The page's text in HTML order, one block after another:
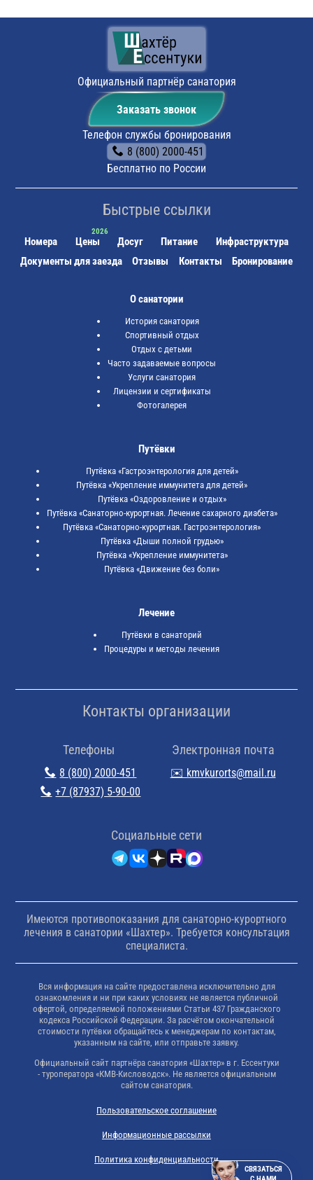
не заблудиться, можно воспользоваться
навигатором. По прибытии будет возможность
оставить автомобиль на парковке санатория.
до ж/д вокзала г. Ессентуки, далее или
пешком (около 15 минут) до санатория, или на
маршрутном такси №16 до остановки "Санаторий
Шахтёр".Официальный партнёр санатория
Заказать звонок
Телефон службы бронирования
8 (800) 2000-451
Бесплатно по России
Быстрые ссылки
Номера Цены Досуг Питание
Инфраструктура
Документы для заезда
Отзывы Контакты Бронирование
О санатории
История санатория
Спортивный отдых
Отдых с детьми
Часто задаваемые вопросы
Услуги санатория
Лицензии и сертификаты
Фотогалерея
Путёвки
Путёвка «Гастроэнтерология для детей»
Путёвка «Укрепление иммунитета для детей»
Путёвка «Оздоровление и отдых»
Путёвка «Санаторно-курортная. Лечение сахарного диабета»
Путёвка «Санаторно-курортная. Гастроэнтерология»
Путёвка «Дыши полной грудью»
Путёвка «Укрепление иммунитета»
Путёвка «Движение без боли»
Лечение
Путёвки в санаторий
Процедуры и методы лечения
Контакты организации
Телефоны
8 (800) 2000-451
+7 (87937) 5-90-00
Электронная почта
✉️ kmvkurorts@mail.ru
Cоциальные сети
Имеются противопоказания для санаторно-курортного
лечения в санатории «Шахтер». Требуется консультация
специалиста.
Политика конфиденциальности
Вся информация на сайте предоставлена исключительно для
ознакомления и ни при каких условиях не является публичной
офертой, определяемой положениями Статьи 437 Гражданского
кодекса Российской Федерации. За расчётом окончательной
стоимости путёвки обращайтесь к менеджерам по контактам,
указанным на сайте, или отправьте заявку.
Официальный сайт партнёра санатория «Шахтер» в г. Ессентуки
- туроператора «КМВ-Кисловодск». Не является официальным
сайтом санатория.
Пользовательское соглашение
Информационные рассылки
СВЯЗАТЬСЯ